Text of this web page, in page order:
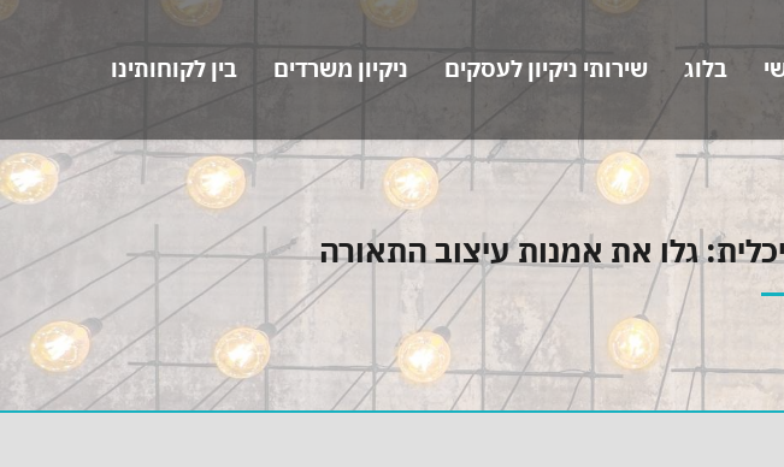
בלוג שירותי ניקיון לעסקים ניקיון משרדים בין לקוחותינו
גלו את אמנות עיצוב התאורה